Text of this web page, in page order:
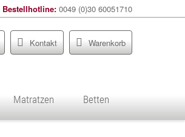
Bestellhotline:0049 (0)30 60051710
Kontakt Warenkorb
Matratzen Betten